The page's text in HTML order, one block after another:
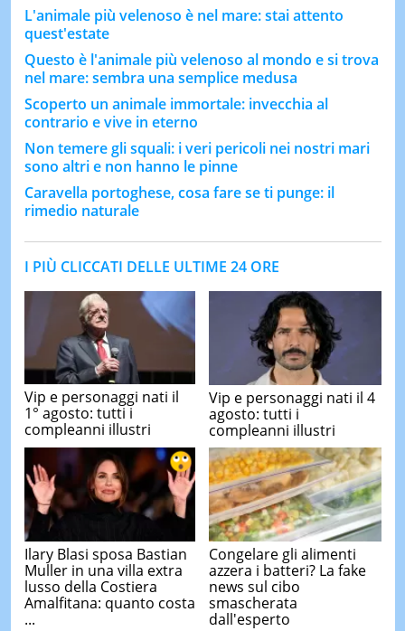
L'animale più velenoso è nel mare: stai attento
quest'estate
Questo è l'animale più velenoso al mondo e si trova
nel mare: sembra una semplice medusa
Scoperto un animale immortale: invecchia al
contrario e vive in eterno
Non temere gli squali: i veri pericoli nei nostri mari
sono altri e non hanno le pinne
Caravella portoghese, cosa fare se ti punge: il
rimedio naturale
I PIÙ CLICCATI DELLE ULTIME 24 ORE
Vip e personaggi nati il
1° agosto: tutti i
compleanni illustri
Vip e personaggi nati il 4
agosto: tutti i
compleanni illustri
Ilary Blasi sposa Bastian
Muller in una villa extra
lusso della Costiera
Amalfitana: quanto costa
...
Congelare gli alimenti
azzera i batteri? La fake
news sul cibo
smascherata
dall'esperto